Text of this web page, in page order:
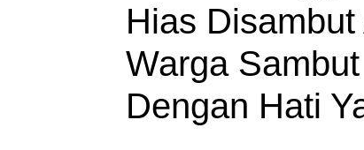
Hias
Warga
Dengan Hati